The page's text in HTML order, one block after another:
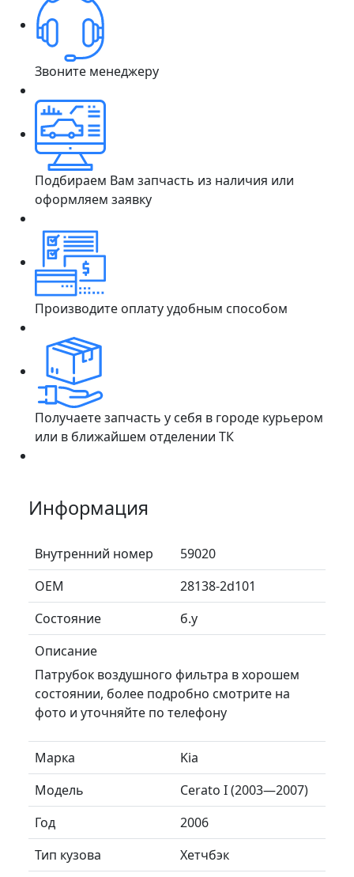
Звоните менеджеру
Подбираем Вам запчасть из наличия или
оформляем заявку
Производите оплату удобным способом
Получаете запчасть у себя в городе курьером
или в ближайшем отделении ТК
Информация
Внутренний номер
59020
ОЕМ
28138-2d101
Состояние
б.у
Описание
Патрубок воздушного фильтра в хорошем
состоянии, более подробно смотрите на
фото и уточняйте по телефону
Марка
Kia
Модель
Cerato I (2003—2007)
Год
2006
Тип кузова
Хетчбэк